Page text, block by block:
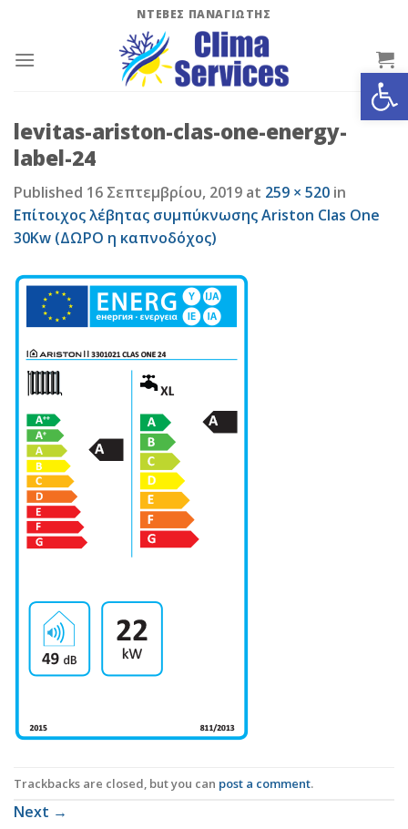
content
ΝΤΕΒΕΣ ΠΑΝΑΓΙΩΤΗΣ
levitas-ariston-clas-one-energy-
label-24
Published 16 Σεπτεμβρίου, 2019 at 259 × 520 in
Επίτοιχος λέβητας συμπύκνωσης Ariston Clas One
30Kw (ΔΩΡΟ η καπνοδόχος)
Trackbacks are closed, but you can post a comment.
Next →